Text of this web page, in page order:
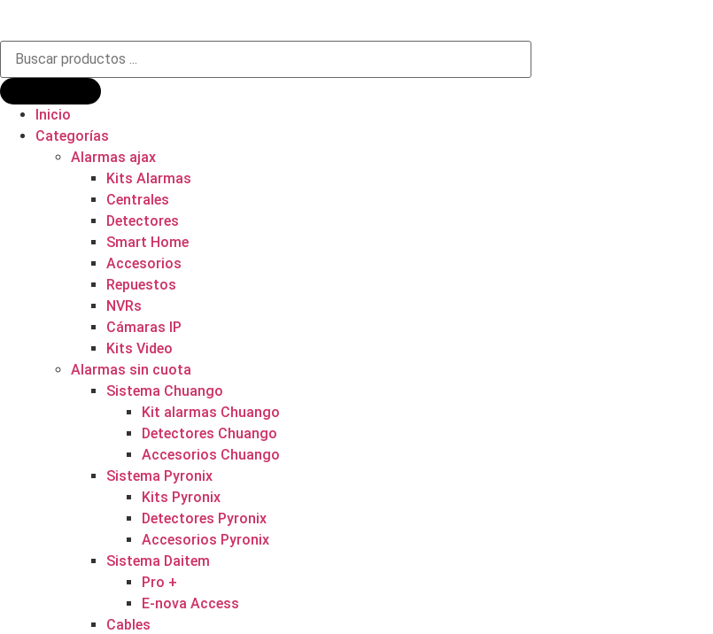
Búsqueda
productos
Inicio
Categorías
Alarmas ajax
Kits Alarmas
Centrales
Detectores
Smart Home
Accesorios
Repuestos
NVRs
Cámaras IP
Kits Video
Alarmas sin cuota
Sistema Chuango
Kit alarmas Chuango
Detectores Chuango
Accesorios Chuango
Sistema Pyronix
Kits Pyronix
Detectores Pyronix
Accesorios Pyronix
Sistema Daitem
Pro +
E-nova Access
Cables